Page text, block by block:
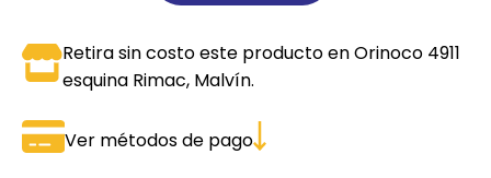
Retira sin costo este producto en Orinoco 4911
esquina Rimac, Malvín.
Ver métodos de pago